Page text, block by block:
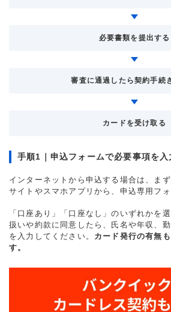
必要書類を提出する
審査に通過したら契約手続
カードを受け取る
手順1｜申込フォームで必要事項を入
インターネットから申込する場合は、ま
サイトやスマホアプリから、申込専用フ
「口座あり」「口座なし」のいずれかを
扱いや約款に同意したら、氏名や年収、
を入力してください。 カード発行の有無
す。